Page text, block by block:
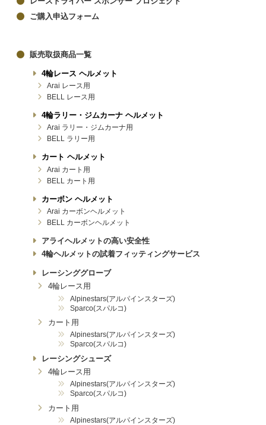
ご購入申込フォーム
販売取扱商品一覧
4輪レース ヘルメット
Arai レース用
BELL レース用
4輪ラリー・ジムカーナ ヘルメット
Arai ラリー・ジムカーナ用
BELL ラリー用
カート ヘルメット
Arai カート用
BELL カート用
カーボン ヘルメット
Arai カーボンヘルメット
BELL カーボンヘルメット
アライヘルメットの高い安全性
4輪ヘルメットの試着フィッティングサービス
レーシンググローブ
4輪レース用
Alpinestars(アルパインスターズ)
Sparco(スパルコ)
カート用
Alpinestars(アルパインスターズ)
Sparco(スパルコ)
レーシングシューズ
4輪レース用
Alpinestars(アルパインスターズ)
Sparco(スパルコ)
カート用
Alpinestars(アルパインスターズ)